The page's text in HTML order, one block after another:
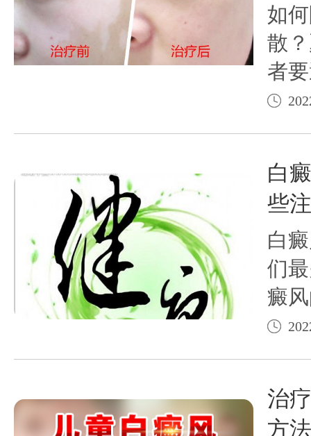
心”
如
散
者
患
处
皮
斑
白
些
白
们
癜
来
并
一
衡
治
方法